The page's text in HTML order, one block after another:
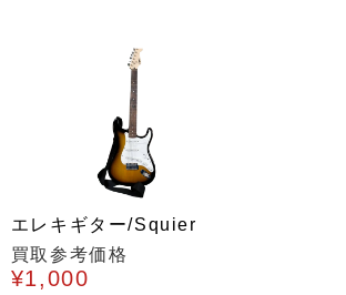
エレキギター/Squier
買取参考価格
¥1,000